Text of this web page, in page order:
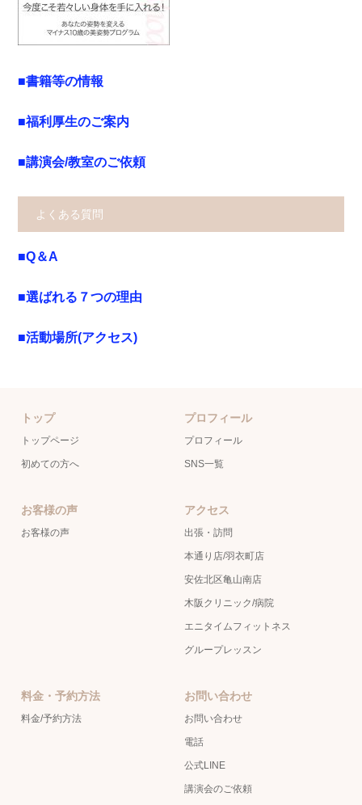
■書籍等の情報
■福利厚生のご案内
■講演会/教室のご依頼
よくある質問
■Q＆A
■選ばれる７つの理由
■活動場所(アクセス)
トップ
トップページ
初めての方へ
プロフィール
プロフィール
SNS一覧
お客様の声
お客様の声
アクセス
出張・訪問
本通り店/羽衣町店
安佐北区亀山南店
木阪クリニック/病院
エニタイムフィットネス
グループレッスン
料金・予約方法
料金/予約方法
お問い合わせ
お問い合わせ
電話
公式LINE
講演会のご依頼